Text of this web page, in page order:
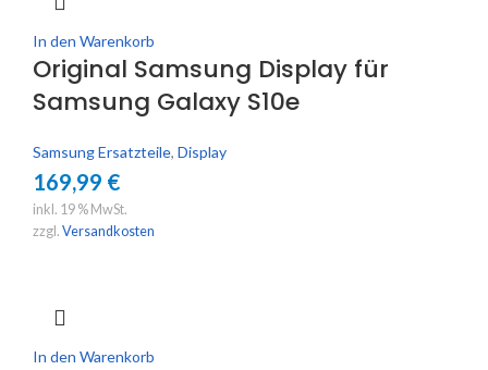
In den Warenkorb
Original Samsung Display für
Samsung Galaxy S10e
Samsung Ersatzteile, Display
169,99 €
inkl. 19 % MwSt.
zzgl. Versandkosten
In den Warenkorb